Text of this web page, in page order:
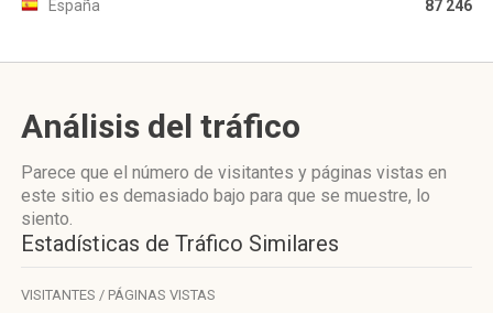
España 87 246
Análisis del tráfico
Parece que el número de visitantes y páginas vistas en
este sitio es demasiado bajo para que se muestre, lo
siento.
Estadísticas de Tráfico Similares
VISITANTES / PÁGINAS VISTAS